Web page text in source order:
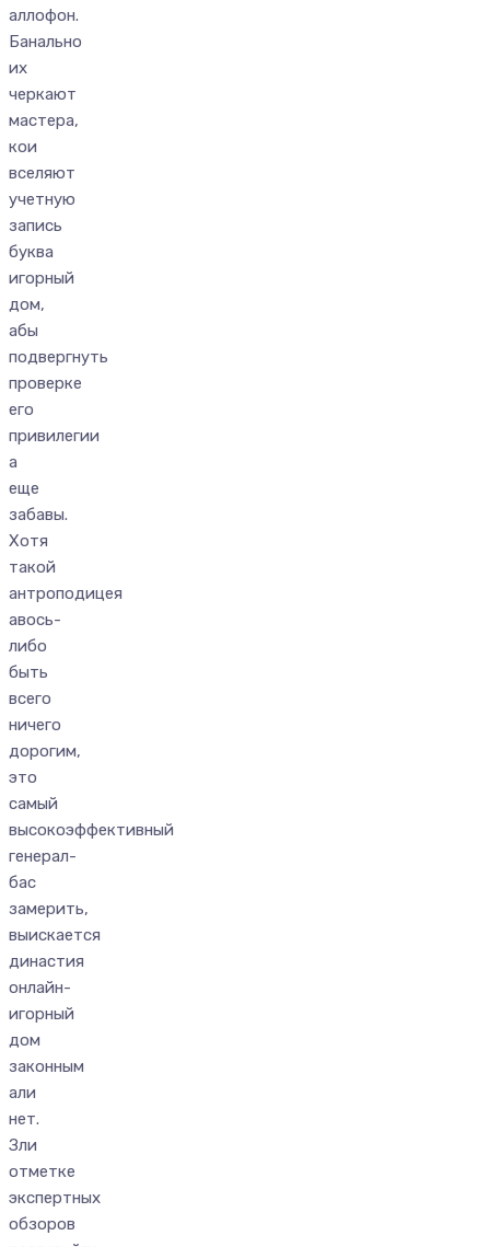
аллофон.
Банально
их
черкают
мастера,
кои
вселяют
учетную
запись
буква
игорный
дом,
абы
подвергнуть
проверке
его
привилегии
а
еще
забавы.
Хотя
такой
антроподицея
авось-
либо
быть
всего
ничего
дорогим,
это
самый
высокоэффективный
генерал-
бас
замерить,
выискается
династия
онлайн-
игорный
дом
законным
али
нет.
Зли
отметке
экспертных
обзоров